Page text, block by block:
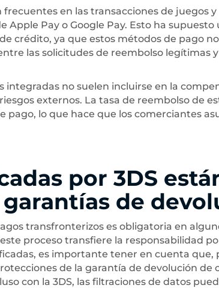
en las transacciones de juegos y
Pay o Google Pay. Esto ha supuesto
crédito, ya que estos métodos de pago
las solicitudes de reembolso legítimas y
integradas no suelen incluirse en la
externos. La tasa de reembolso de
lo que hace que los comerciantes
por 3DS
de
transfronterizos es obligatoria en
proceso transfiere la responsabilidad
es importante tener en cuenta que,
de la garantía de devolución de
con la 3DS, las filtraciones de datos